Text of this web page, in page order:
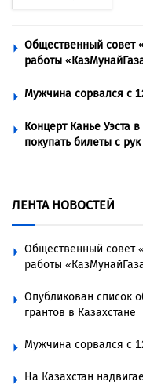
Общественный совет
работы
Мужчина сорвался с
Концерт Канье Уэста
покупать билеты с рук
ЛЕНТА НОВОСТЕЙ
Общественный совет
работы
Опубликован список
грантов в Казахстане
Мужчина сорвался с
На Казахстан